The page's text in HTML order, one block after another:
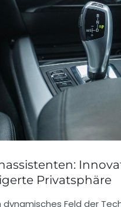
Privatsphäre
Feld der